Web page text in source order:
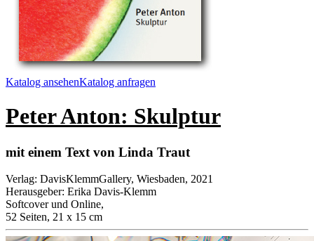
Katalog ansehenKatalog anfragen
Peter Anton: Skulptur
mit einem Text von Linda Traut
Verlag: DavisKlemmGallery, Wiesbaden, 2021
Herausgeber: Erika Davis-Klemm
Softcover und Online,
52 Seiten, 21 x 15 cm